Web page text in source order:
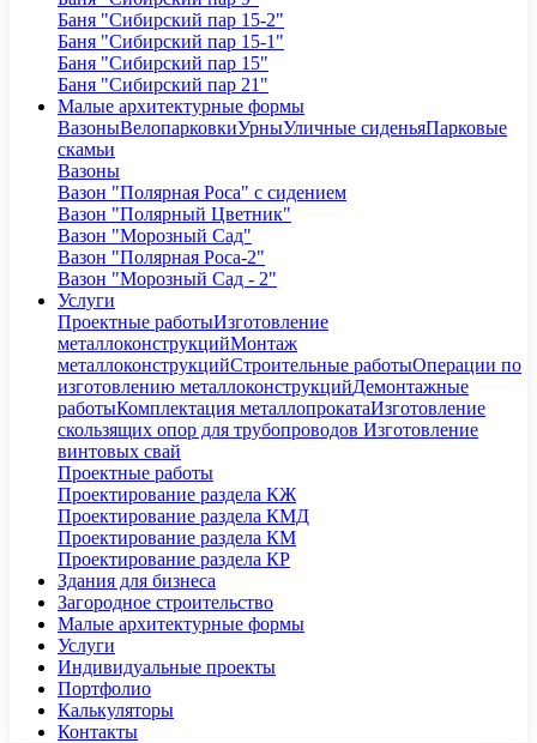
Баня "Сибирский пар 15-2"
Баня "Сибирский пар 15-1"
Баня "Сибирский пар 15"
Баня "Сибирский пар 21"
Малые архитектурные формы
ВазоныВелопарковкиУрныУличные сиденьяПарковые
скамьи
Вазоны
Вазон "Полярная Роса" с сидением
Вазон "Полярный Цветник"
Вазон "Морозный Сад"
Вазон "Полярная Роса-2"
Вазон "Морозный Сад - 2"
Услуги
Проектные работыИзготовление
металлоконструкцийМонтаж
металлоконструкцийСтроительные работыОперации по
изготовлению металлоконструкцийДемонтажные
работыКомплектация металлопрокатаИзготовление
скользящих опор для трубопроводов Изготовление
винтовых свай
Проектные работы
Проектирование раздела КЖ
Проектирование раздела КМД
Проектирование раздела КМ
Проектирование раздела КР
Здания для бизнеса
Загородное строительство
Малые архитектурные формы
Услуги
Индивидуальные проекты
Портфолио
Калькуляторы
Контакты